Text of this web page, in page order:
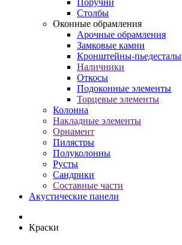
Поручни
Столбы
Оконные обрамления
Арочные обрамления
Замковые камни
Кронштейны-пьедесталы
Наличники
Откосы
Подоконные элементы
Торцевые элементы
Колонна
Накладные элементы
Орнамент
Пилястры
Полуколонны
Русты
Сандрики
Составные части
Акустические панели
Краски